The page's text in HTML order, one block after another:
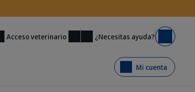
Acceso veterinario ¿Necesitas ayuda? Carrito
Mi cuenta